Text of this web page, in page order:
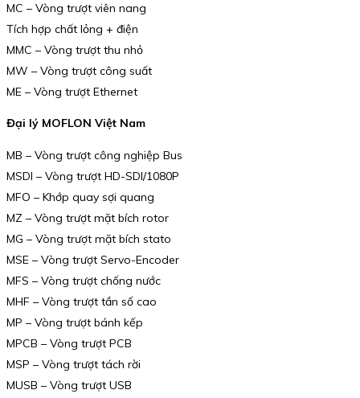
MC – Vòng trượt viên nang
Tích hợp chất lỏng + điện
MMC – Vòng trượt thu nhỏ
MW – Vòng trượt công suất
ME – Vòng trượt Ethernet
Đại lý MOFLON Việt Nam
MB – Vòng trượt công nghiệp Bus
MSDI – Vòng trượt HD-SDI/1080P
MFO – Khớp quay sợi quang
MZ – Vòng trượt mặt bích rotor
MG – Vòng trượt mặt bích stato
MSE – Vòng trượt Servo-Encoder
MFS – Vòng trượt chống nước
MHF – Vòng trượt tần số cao
MP – Vòng trượt bánh kếp
MPCB – Vòng trượt PCB
MSP – Vòng trượt tách rời
MUSB – Vòng trượt USB